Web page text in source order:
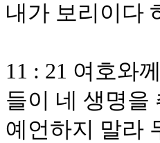
내가 보리이다
11 : 21 여호와
들이 네 생명을
예언하지 말라